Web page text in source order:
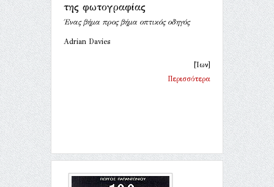
της φωτογραφίας
Ένας βήμα προς βήμα οπτικός οδηγός
Adrian Davies
[Ίων]
Περισσότερα